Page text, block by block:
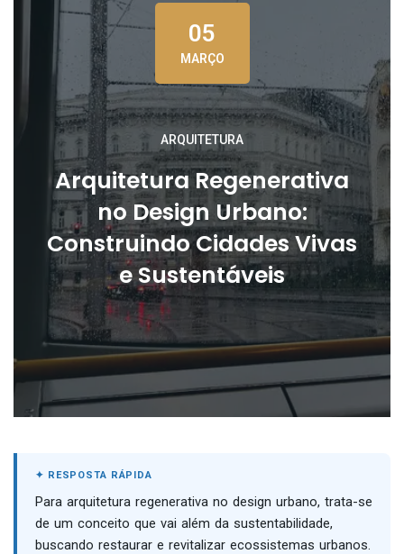
05
MARÇO
ARQUITETURA
Arquitetura Regenerativa
no Design Urbano:
Construindo Cidades Vivas
e Sustentáveis
Para arquitetura regenerativa no design urbano, trata-se
de um conceito que vai além da sustentabilidade,
buscando restaurar e revitalizar ecossistemas urbanos.